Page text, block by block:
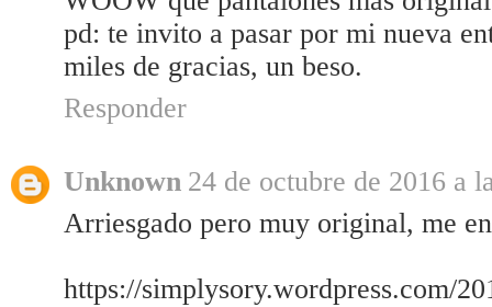
pd: te invito a pasar por mi nueva
miles de gracias, un beso.
Responder
Unknown 24 de octubre de 2016 a
Arriesgado pero muy original, me
https://simplysory.wordpress.com/